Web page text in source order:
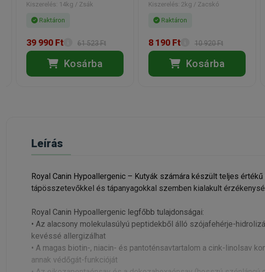
Kiszerelés: 14kg / Zsák
Raktáron
39 990 Ft 61 523 Ft
Kosárba
Kiszerelés: 2kg / Zacskó
Raktáron
8 190 Ft 10 920 Ft
Kosárba
Leírás
Royal Canin Hypoallergenic – Kutyák számára készült teljes
tápösszetevőkkel és tápanyagokkal szemben kialakult
Royal Canin Hypoallergenic legfőbb tulajdonságai:
• Az alacsony molekulasúlyú peptidekből álló szójafehérje-
kevéssé allergizálhat
• A magas biotin-, niacin- és pantoténsavtartalom a cink-linolsav
annak védőgát-funkcióját